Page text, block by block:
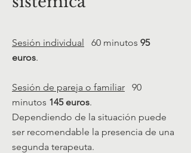
Sesión individual 60 minutos 95
euros.
Sesión de pareja o familiar 90
minutos 145 euros.
Dependiendo de la situación puede
ser recomendable la presencia de una
segunda terapeuta.